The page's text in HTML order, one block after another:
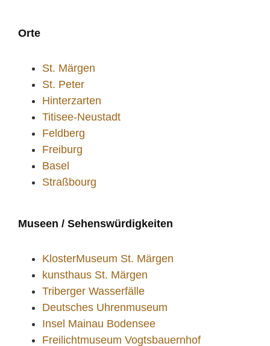
Orte
St. Märgen
St. Peter
Hinterzarten
Titisee-Neustadt
Feldberg
Freiburg
Basel
Straßbourg
Museen / Sehenswürdigkeiten
KlosterMuseum St. Märgen
kunsthaus St. Märgen
Triberger Wasserfälle
Deutsches Uhrenmuseum
Insel Mainau Bodensee
Freilichtmuseum Vogtsbauernhof